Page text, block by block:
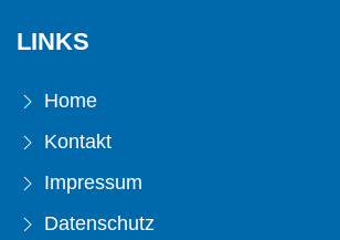
LINKS
Home
Kontakt
Impressum
Datenschutz